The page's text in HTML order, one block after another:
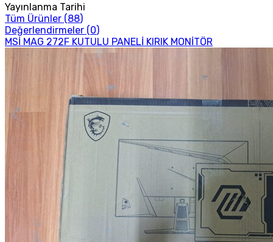
Yayınlanma Tarihi
Tüm Ürünler (88)
Değerlendirmeler (0)
MSİ MAG 272F KUTULU PANELİ KIRIK MONİTÖR